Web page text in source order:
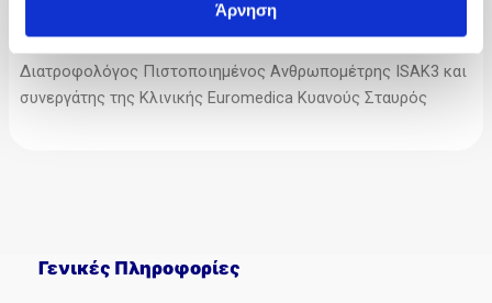
Άρνηση
Διατροφολόγος Πιστοποιημένος Ανθρωπομέτρης ISAK3 και
συνεργάτης της Κλινικής Euromedica Κυανούς Σταυρός
Γενικές Πληροφορίες